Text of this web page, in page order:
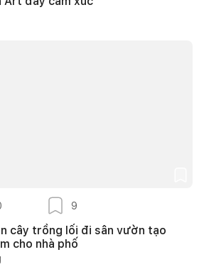
9
cây trồng lối đi sân vườn tạo
cho nhà phố